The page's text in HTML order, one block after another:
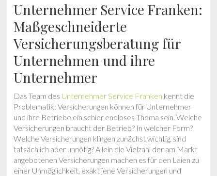
Unternehmer Service Franken:
Maßgeschneiderte
Versicherungsberatung für
Unternehmen und ihre
Unternehmer
Das Team des Unternehmer Service Franken kennt die
Problematik: Versicherungen können für Unternehmer
und ihre Betriebe ein schier endloses Thema sein. Welche
Versicherungen braucht der Betrieb? In welcher Form?
Welche Versicherungen klingen zunächst wichtig, sind
tatsächlich aber unnötig? Allein die Vielzahl der am Markt
angebotenen Versicherungen machen es für den Laien zu
einer Unmöglichkeit, exakt jene Versicherungen und